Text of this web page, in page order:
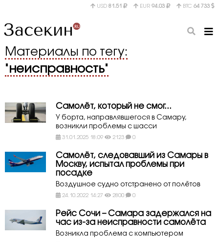
USD 81.51 EUR 94.03 BTC 64 733
Материалы по тегу:
"неисправность"
Самолёт, который не смог...
У борта, направлявшегося в Самару,
возникли проблемы с шасси
31.01.2025 18:09 2123 0
Самолёт, следовавший из Самары в
Москву, испытал проблемы при
посадке
Воздушное судно отстранено от полётов
24.10.2022 14:27 2800 0
Рейс Сочи – Самара задержался на
час из-за неисправности самолёта
Возникла проблема с компьютером